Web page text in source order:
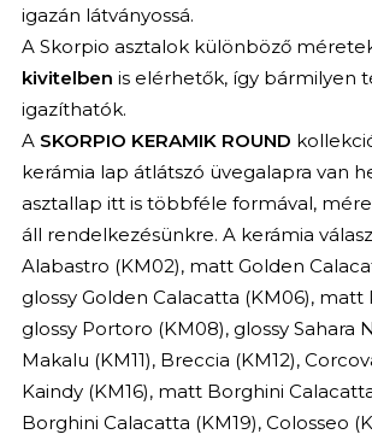
igazán látványossá.
A Skorpio asztalok különböző
kivitelben is elérhetők, így bármilyen
igazíthatók.
A SKORPIO KERAMIK ROUND
kerámia lap átlátszó üvegalapra van
asztallap itt is többféle formával,
áll rendelkezésünkre. A kerámia
Alabastro (KM02), matt Golden
glossy Golden Calacatta (KM06), matt
glossy Portoro (KM08), glossy Sahara
Makalu (KM11), Breccia (KM12),
Kaindy (KM16), matt Borghini
Borghini Calacatta (KM19), Colosseo